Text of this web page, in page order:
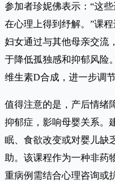
参加者珍妮佛表示：“这
在心理上得到纾解。”课
妇女通过与其他母亲交流
于降低孤独感和抑郁风险
维生素D合成，进一步调节
值得注意的是，产后情绪
抑郁症，影响母婴关系。
眠、食欲改变或对婴儿缺
助。该课程作为一种非药
重病例需结合心理咨询或